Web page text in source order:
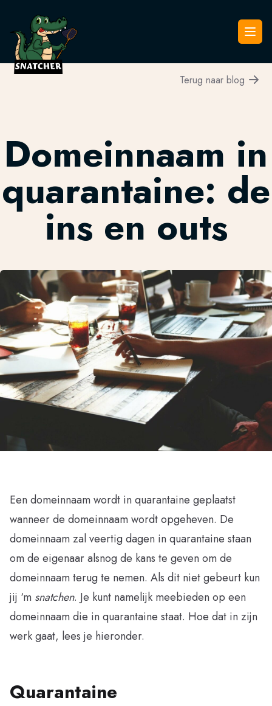
Snatcher
Terug naar blog
Domeinnaam in
quarantaine: de
ins en outs
Een domeinnaam wordt in quarantaine geplaatst
wanneer de domeinnaam wordt opgeheven. De
domeinnaam zal veertig dagen in quarantaine staan
om de eigenaar alsnog de kans te geven om de
domeinnaam terug te nemen. Als dit niet gebeurt kun
jij ‘m snatchen. Je kunt namelijk meebieden op een
domeinnaam die in quarantaine staat. Hoe dat in zijn
werk gaat, lees je hieronder.
Quarantaine